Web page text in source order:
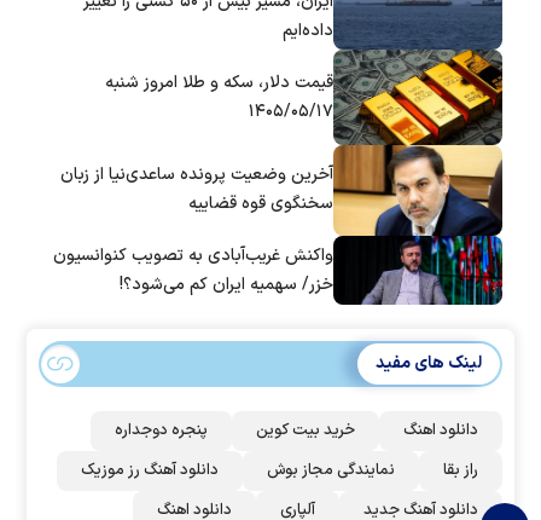
داده‌ایم
قیمت دلار، سکه و طلا امروز شنبه
۱۴۰۵/۰۵/۱۷
آخرین وضعیت پرونده ساعدی‌نیا از زبان
سخنگوی قوه قضاییه
واکنش غریب‌آبادی به تصویب کنوانسیون
خزر/ سهمیه ایران کم می‌شود؟!
لینک های مفید
دانلود اهنگ خرید بیت کوین
پنجره دوجداره
راز بقا
نمایندگی مجاز بوش
دانلود آهنگ رز‌ موزیک
دانلود آهنگ جدید
آلپاری دانلود اهنگ